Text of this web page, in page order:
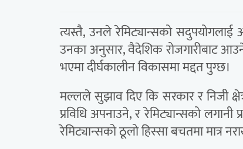
त्यस्तै, उनले रेमिट्यान्सको सदुपयोगलाई
उनका अनुसार, वैदेशिक रोजगारीबाट आउने
भएमा दीर्घकालीन विकासमा मद्दत पुग्छ।
मल्लले सुझाव दिए कि सरकार र निजी
प्रविधि अपनाउने, र रेमिट्यान्सको
रेमिट्यान्सको ठूलो हिस्सा बचतमा मात्र